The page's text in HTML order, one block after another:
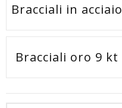
Bracciali in acciaio
Bracciali oro 9 kt